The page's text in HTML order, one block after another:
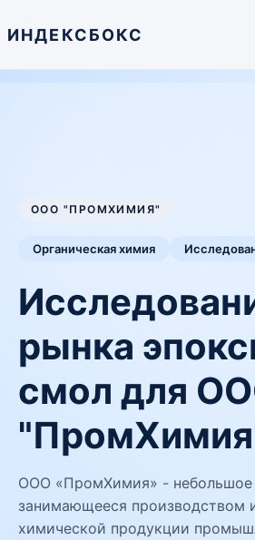
ИНДЕКСБОКС
ООО "ПРОМХИМИЯ"
Органическая химия
рынка
смол для
ООО «ПромХимия» - небольшое
занимающееся производством
химической продукции